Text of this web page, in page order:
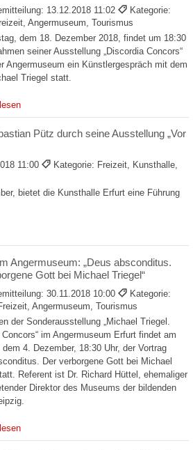
13.12.2018 11:02
Kategorie:
Angermuseum, Tourismus
dem 18. Dezember 2018, findet um 18:30
seiner Ausstellung „Discordia Concors“
Angermuseum ein Künstlergespräch mit dem
Triegel statt.
Pütz durch seine Ausstellung „Vor
11:00
Kategorie: Freizeit, Kunsthalle,
bietet die Kunsthalle Erfurt eine Führung
Angermuseum: „Deus absconditus.
Gott bei Michael Triegel“
30.11.2018 10:00
Kategorie:
Angermuseum, Tourismus
der Sonderausstellung „Michael Triegel.
Concors“ im Angermuseum Erfurt findet am
dem 4. Dezember, 18:30 Uhr, der Vortrag
Der verborgene Gott bei Michael
Referent ist Dr. Richard Hüttel, ehemaliger
Direktor des Museums der bildenden